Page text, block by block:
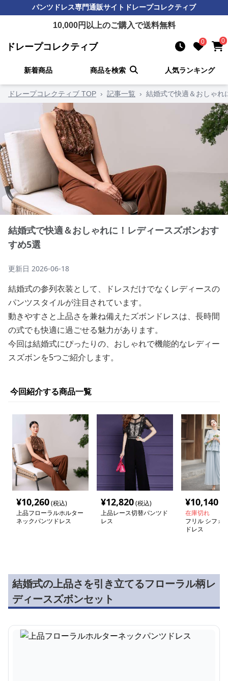
パンツドレス専門通販サイト ドレープコレクティブ
10,000円以上のご購入で送料無料
ドレープコレクティブ 0 0
新着商品 商品を検索 人気ランキング
ドレープコレクティブ TOP › 記事一覧 › 結婚式で快適＆おしゃれ
結婚式で快適＆おしゃれに！レディースズボンおす
すめ5選
更新日 2026-06-18
結婚式の参列衣装として、ドレスだけでなくレディースの
パンツスタイルが注目されています。
動きやすさと上品さを兼ね備えたズボンドレスは、長時間
の式でも快適に過ごせる魅力があります。
今回は結婚式にぴったりの、おしゃれで機能的なレディー
スズボンを5つご紹介します。
今回紹介する商品一覧
¥10,260(税込)
上品フローラルホルター
ネックパンツドレス
¥12,820(税込)
上品レース切替パンツド
レス
¥10,140
在庫切れ
フリル シフォ
ドレス
結婚式の上品さを引き立てるフローラル柄レ
ディースズボンセット